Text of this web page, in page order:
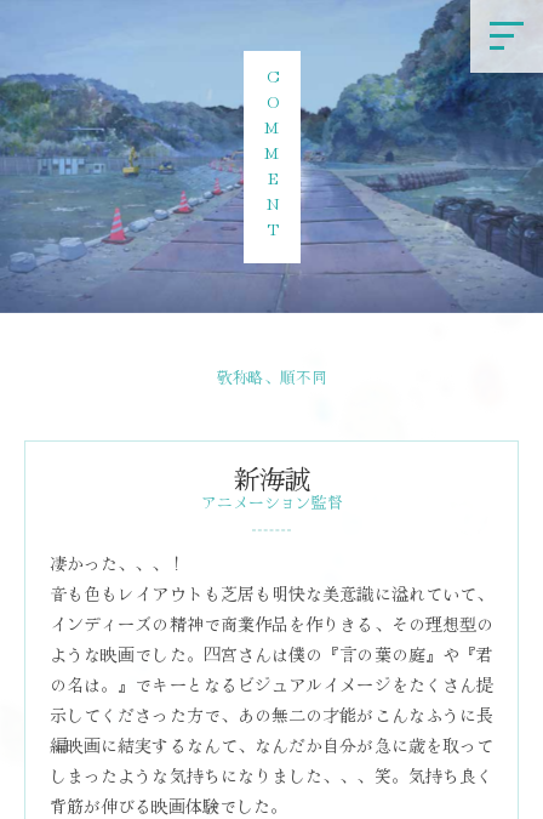
COMMENT
敬称略、順不同
新海誠
アニメーション監督
凄かった、、、！
音も色もレイアウトも芝居も明快な美意識に溢れていて、
インディーズの精神で商業作品を作りきる、その理想型の
ような映画でした。四宮さんは僕の『言の葉の庭』や『君
の名は。』でキーとなるビジュアルイメージをたくさん提
示してくださった方で、あの無二の才能がこんなふうに長
編映画に結実するなんて、なんだか自分が急に歳を取って
しまったような気持ちになりました、、、笑。気持ち良く
背筋が伸びる映画体験でした。